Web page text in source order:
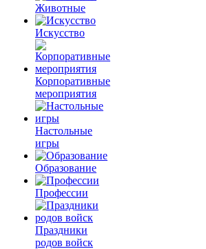
Животные
Искусство
Корпоративные
мероприятия
Настольные
игры
Образование
Профессии
Праздники
родов войск